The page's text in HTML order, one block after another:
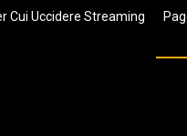
Cui Uccidere Streaming